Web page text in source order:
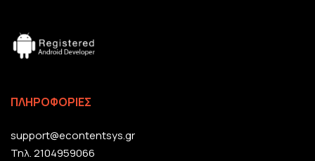
ΠΛΗΡΟΦΟΡΙΕΣ
support@econtentsys.gr
Τηλ. 2104959066